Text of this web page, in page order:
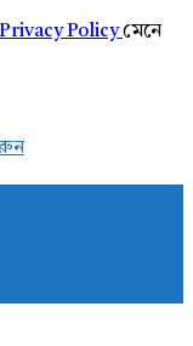
Privacy Policyমেনে